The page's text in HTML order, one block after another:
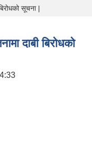
सूचना |
दाबी बिरोधको